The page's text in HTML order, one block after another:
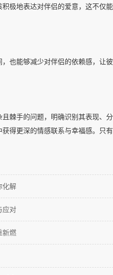
极地表达对伴侣的爱意，这不仅
也能够减少对伴侣的依赖感，让
棘手的问题，明确识别其表现、
得更深的情感联系与幸福感。
化解
应对
新燃